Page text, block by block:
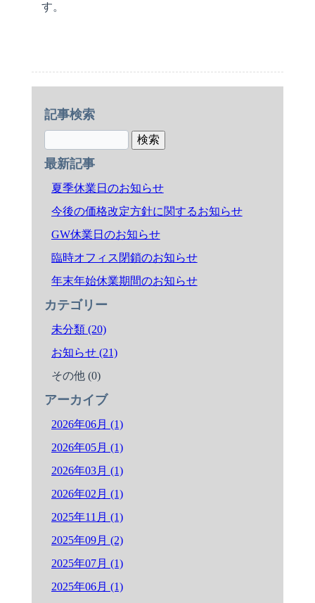
す。
記事検索
最新記事
夏季休業日のお知らせ
今後の価格改定方針に関するお知らせ
GW休業日のお知らせ
臨時オフィス閉鎖のお知らせ
年末年始休業期間のお知らせ
カテゴリー
未分類 (20)
お知らせ (21)
その他 (0)
アーカイブ
2026年06月 (1)
2026年05月 (1)
2026年03月 (1)
2026年02月 (1)
2025年11月 (1)
2025年09月 (2)
2025年07月 (1)
2025年06月 (1)